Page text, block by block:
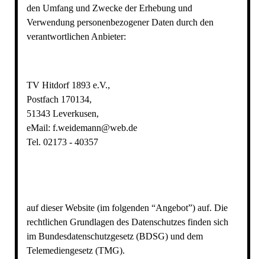
den Umfang und Zwecke der Erhebung und
Verwendung personenbezogener Daten durch den
verantwortlichen Anbieter:
TV Hitdorf 1893 e.V.,
Postfach 170134,
51343 Leverkusen,
eMail: f.weidemann@web.de
Tel. 02173 - 40357
auf dieser Website (im folgenden “Angebot”) auf. Die
rechtlichen Grundlagen des Datenschutzes finden sich
im Bundesdatenschutzgesetz (BDSG) und dem
Telemediengesetz (TMG).